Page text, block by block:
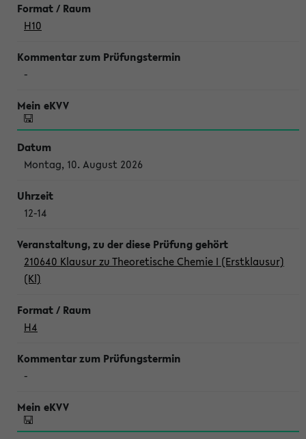
H10
-
Montag, 10. August 2026
12-14
210640 Klausur zu Theoretische Chemie I (Erstklausur)
(Kl)
H4
-